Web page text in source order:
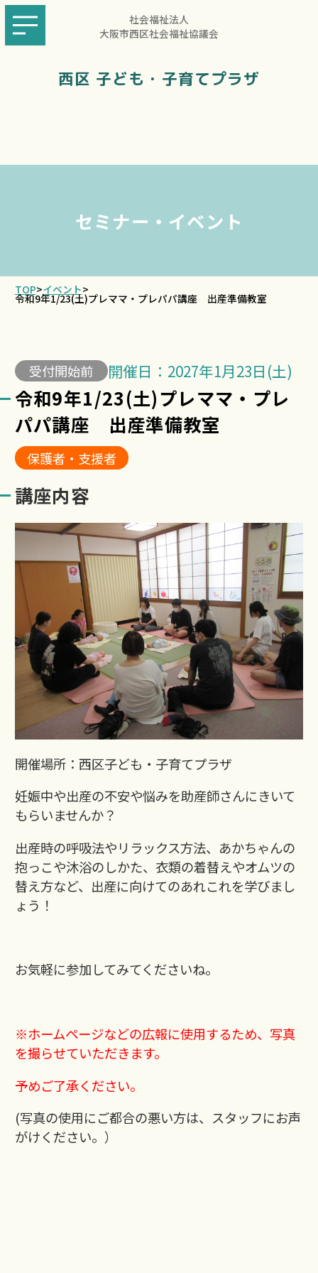
社会福祉法人
大阪市西区社会福祉協議会
西区 子ども・子育てプラザ
セミナー・イベント
TOP>イベント>
令和9年1/23(土)プレママ・プレパパ講座 出産準備教室
受付開始前 開催日：2027年1月23日(土)
令和9年1/23(土)プレママ・プレ
パパ講座 出産準備教室
保護者・支援者
講座内容
開催場所：西区子ども・子育てプラザ
妊娠中や出産の不安や悩みを助産師さんにきいて
もらいませんか？
出産時の呼吸法やリラックス方法、あかちゃんの
抱っこや沐浴のしかた、衣類の着替えやオムツの
替え方など、出産に向けてのあれこれを学びまし
ょう！
お気軽に参加してみてくださいね。
※ホームページなどの広報に使用するため、写真
を撮らせていただきます。
予めご了承ください。
(写真の使用にご都合の悪い方は、スタッフにお声
がけください。）